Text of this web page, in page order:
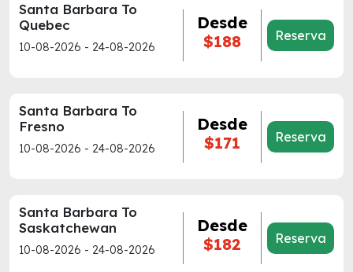
Santa Barbara To
Quebec
10-08-2026 - 24-08-2026
Desde
$188
Reserva
Santa Barbara To
Fresno
10-08-2026 - 24-08-2026
Desde
$171
Reserva
Santa Barbara To
Saskatchewan
10-08-2026 - 24-08-2026
Desde
$182
Reserva